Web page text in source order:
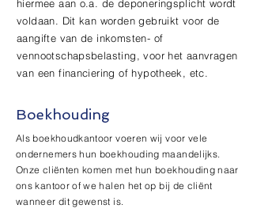
hiermee aan o.a. de deponeringsplicht wordt
voldaan. Dit kan worden gebruikt voor de
aangifte van de inkomsten- of
vennootschapsbelasting, voor het aanvragen
van een financiering of hypotheek, etc.
Boekhouding
Als boekhoudkantoor voeren wij voor vele
ondernemers hun boekhouding maandelijks.
Onze cliënten komen met hun boekhouding naar
ons kantoor of we halen het op bij de cliënt
wanneer dit gewenst is.